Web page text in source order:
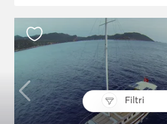
Filtri